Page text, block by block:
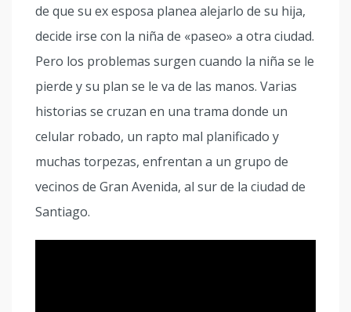
de que su ex esposa planea alejarlo de su hija,
decide irse con la niña de «paseo» a otra ciudad.
Pero los problemas surgen cuando la niña se le
pierde y su plan se le va de las manos. Varias
historias se cruzan en una trama donde un
celular robado, un rapto mal planificado y
muchas torpezas, enfrentan a un grupo de
vecinos de Gran Avenida, al sur de la ciudad de
Santiago.